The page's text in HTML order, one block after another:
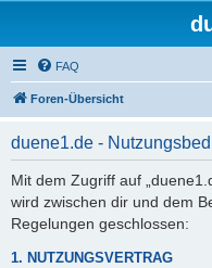
FAQ
Foren-Übersicht
duene1.de -
Mit dem Zugriff auf
wird zwischen dir und dem
Regelungen geschlossen:
1. NUTZUNGSVERTRAG